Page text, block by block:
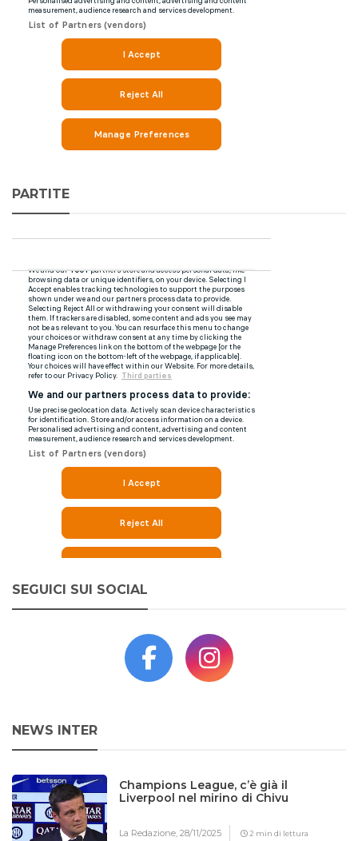
PARTITE
SEGUICI SUI SOCIAL
NEWS INTER
Champions League, c’è già il
Liverpool nel mirino di Chivu
La Redazione,28/11/2025 2 min di lettura